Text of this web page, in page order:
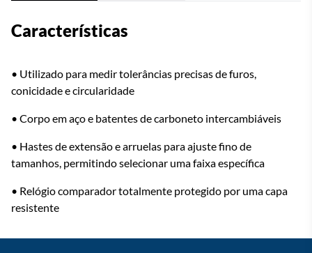
Características
• Utilizado para medir tolerâncias precisas de furos,
conicidade e circularidade
• Corpo em aço e batentes de carboneto intercambiáveis
• Hastes de extensão e arruelas para ajuste fino de
tamanhos, permitindo selecionar uma faixa específica
• Relógio comparador totalmente protegido por uma capa
resistente